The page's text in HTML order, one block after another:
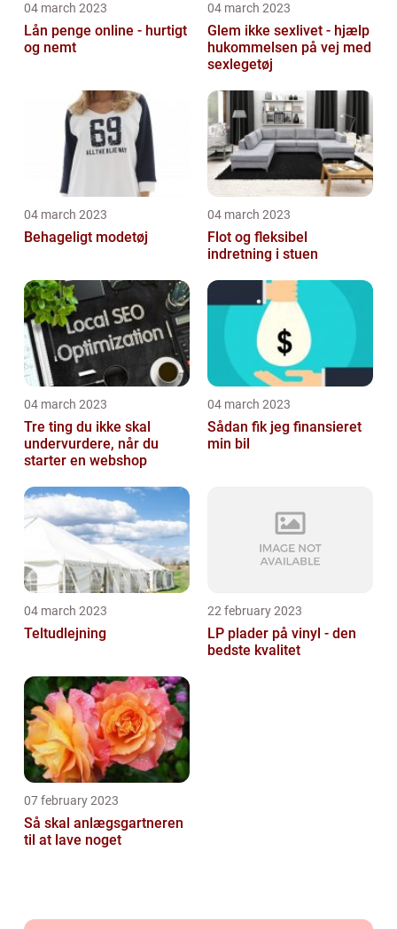
04 march 2023
Lån penge online - hurtigt
og nemt
04 march 2023
Glem ikke sexlivet - hjælp
hukommelsen på vej med
sexlegetøj
04 march 2023
Behageligt modetøj
04 march 2023
Flot og fleksibel
indretning i stuen
04 march 2023
Tre ting du ikke skal
undervurdere, når du
starter en webshop
04 march 2023
Sådan fik jeg finansieret
min bil
04 march 2023
Teltudlejning
22 february 2023
LP plader på vinyl - den
bedste kvalitet
07 february 2023
Så skal anlægsgartneren
til at lave noget